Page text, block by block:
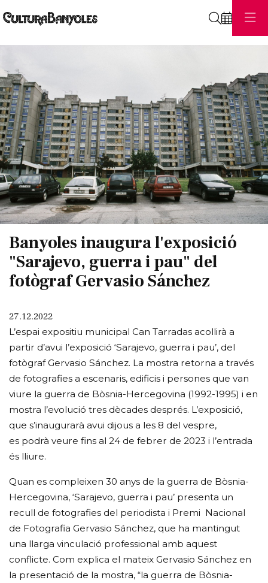
Banyoles inaugura l'exposició
"Sarajevo, guerra i pau" del
fotògraf Gervasio Sánchez
27.12.2022
L’espai expositiu municipal Can Tarradas acollirà a
partir d’avui l’exposició ‘Sarajevo, guerra i pau’, del
fotògraf Gervasio Sánchez. La mostra retorna a través
de fotografies a escenaris, edificis i persones que van
viure la guerra de Bòsnia-Hercegovina (1992-1995) i en
mostra l’evolució tres dècades després. L’exposició,
que s’inaugurarà avui dijous a les 8 del vespre,
es podrà veure fins al 24 de febrer de 2023 i l’entrada
és lliure.
Quan es compleixen 30 anys de la guerra de Bòsnia-
Hercegovina, ‘Sarajevo, guerra i pau’ presenta un
recull de fotografies del periodista i Premi Nacional
de Fotografia Gervasio Sánchez, que ha mantingut
una llarga vinculació professional amb aquest
conflicte. Com explica el mateix Gervasio Sánchez en
la presentació de la mostra, “la guerra de Bòsnia-